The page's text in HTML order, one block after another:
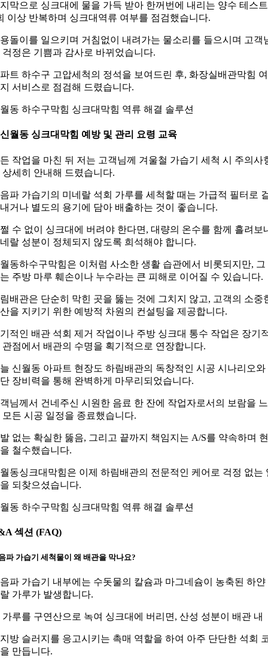
막으로 싱크대에 물을 가득 받아 한꺼번에 내리는 양수 테스
이상 반복하며 싱크대역류 여부를 점검했습니다.
돌이를 일으키며 거침없이 내려가는 물소리를 들으시며 고객
걱정은 기쁨과 감사로 바뀌었습니다.
트 하수구 고압세척의 정석을 보여드린 후, 화장실배관막힘
서비스로 점검해 드렸습니다.
동 하수구막힘 싱크대막힘 역류 해결 솔루션
월동 싱크대막힘 예방 및 관리 요령 교육
작업을 마친 뒤 저는 고객님께 겨울철 가습기 세척 시 주의사
상세히 안내해 드렸습니다.
파 가습기의 미네랄 석회 가루를 세척할 때는 가급적 필터로
거나 별도의 용기에 담아 배출하는 것이 좋습니다.
수 없이 싱크대에 버려야 한다면, 대량의 온수를 함께 흘려보
랄 성분이 정체되지 않도록 희석해야 합니다.
동하수구막힘은 이처럼 사소한 생활 습관에서 비롯되지만, 그
주방 마루 훼손이나 누수라는 큰 피해로 이어질 수 있습니다.
배관은 단순히 막힌 곳을 뚫는 것에 그치지 않고, 고객의 소중
을 지키기 위한 예방적 차원의 컨설팅을 제공합니다.
적인 배관 석회 제거 작업이나 주방 싱크대 통수 작업은 장기
관점에서 배관의 수명을 획기적으로 연장합니다.
신월동 아파트 현장도 하림배관의 독창적인 시공 시나리오와
장비력을 통해 완벽하게 마무리되었습니다.
님께서 건네주신 시원한 음료 한 잔에 작업자로서의 보람을
모든 시공 일정을 종료했습니다.
없는 확실한 뚫음, 그리고 끝까지 책임지는 A/S를 약속하며 현
철수했습니다.
동싱크대막힘은 이제 하림배관의 전문적인 케어로 걱정 없는
되찾으셨습니다.
동 하수구막힘 싱크대막힘 역류 해결 솔루션
섹션 (FAQ)
파 가습기 세척물이 왜 배관을 막나요?
파 가습기 내부에는 수돗물의 칼슘과 마그네슘이 농축된 하얀
가루가 발생합니다.
가루를 구연산으로 녹여 싱크대에 버리면, 산성 성분이 배관 내
방 슬러지를 응고시키는 촉매 역할을 하여 아주 단단한 석회
만듭니다.